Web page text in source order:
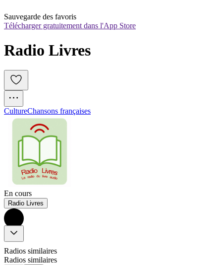
Sauvegarde des favoris
Télécharger gratuitement dans l'App Store
Radio Livres
CultureChansons françaises
En cours
Radio Livres
Radios similaires
Radios similaires